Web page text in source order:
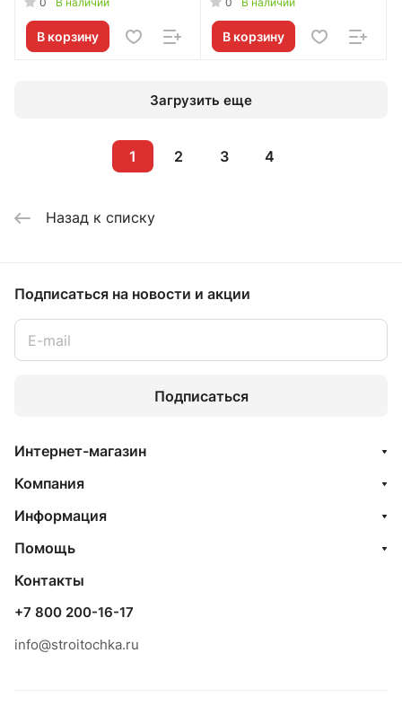
В корзину В корзину
Загрузить еще
1 2 3 4
Назад к списку
Подписаться на новости и акции
Подписаться
Интернет-магазин
Компания
Информация
Помощь
Контакты
+7 800 200-16-17
info@stroitochka.ru